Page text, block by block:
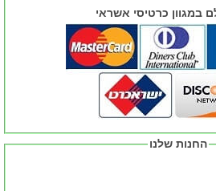
החנות שלנו